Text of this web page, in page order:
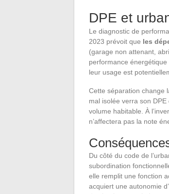
DPE et
Le diagnostic de
2023 prévoit que les
(garage non attenant,
performance
leur usage est
Cette séparation change
mal isolée verra son
volume habitable. À
n’affectera pas la note
Du côté du code de
subordination
elle remplit une fonction
acquiert une autonomie